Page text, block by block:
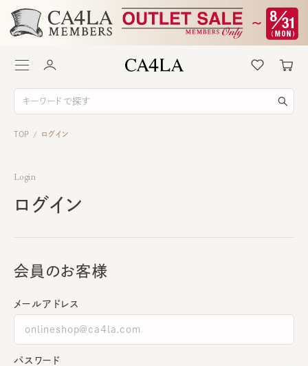
TOP / ログイン
Login
ログイン
会員のお客様
メールアドレス
パスワード